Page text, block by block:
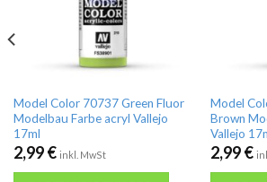
Model Color 70737 Green Fluor
Modelbau Farbe acryl Vallejo
17ml
2,99€ inkl. MwSt
Model
Brown
Vallejo
2,99€